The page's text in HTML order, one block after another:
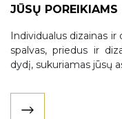
JŪSŲ POREIKIAMS
Individualus dizainas
spalvas, priedus ir
dydį, sukuriamas jūsų